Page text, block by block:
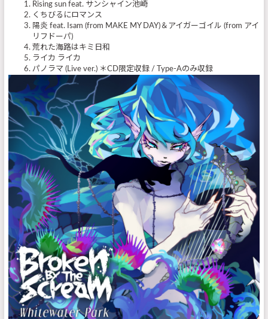
Rising sun feat. サンシャイン池崎
くちびるにロマンス
陽炎 feat. Isam (from MAKE MY DAY)＆アイガーゴイル (from アイ
リフドーパ)
荒れた海路はキミ日和
ライカ ライカ
パノラマ (Live ver.) ＊CD限定収録 / Type-Aのみ収録